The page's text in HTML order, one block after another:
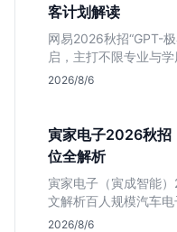
客计划解读
网易2026秋招“GPT-
启，主打不限专业与
（技术研发、游戏策划
2026/8/6
寅家电子2026秋招
位全解析
寅家电子（寅成智能
文解析百人规模汽车
会，分析薪资面议背后
2026/8/6